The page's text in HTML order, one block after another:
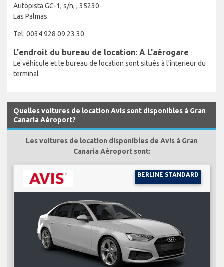
Autopista GC-1, s/n, , 35230
Las Palmas
Tel: 0034 928 09 23 30
L'endroit du bureau de location: A L'aérogare
Le véhicule et le bureau de location sont situés à l'interieur du
terminal
Quelles voitures de location Avis sont disponibles à Gran
Canaria Aéroport?
Les voitures de location disponibles de Avis à Gran
Canaria Aéroport sont:
BERLINE STANDARD